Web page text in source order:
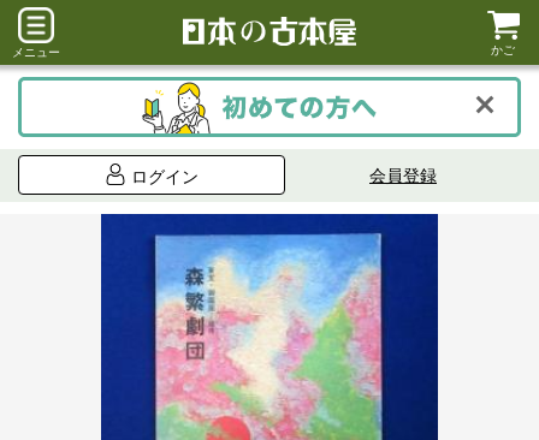
メニュー かご
ログイン 会員登録